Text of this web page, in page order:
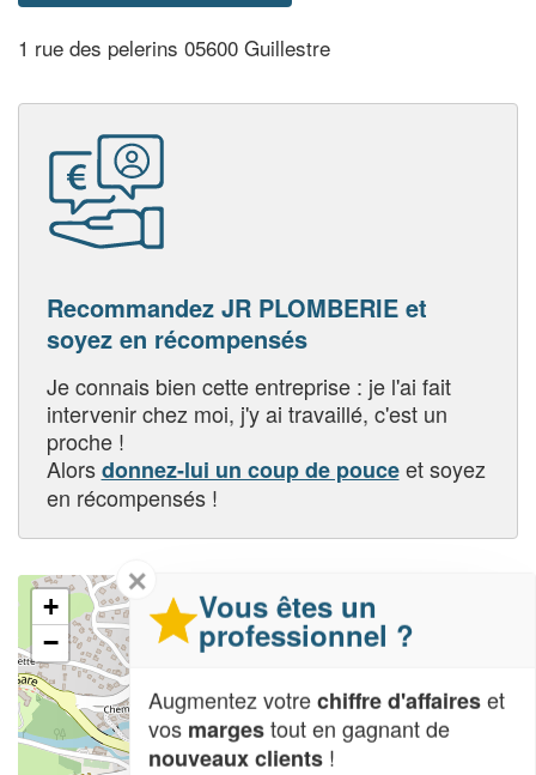
1 rue des pelerins 05600 Guillestre
Recommandez JR PLOMBERIE et
soyez en récompensés
Je connais bien cette entreprise : je l'ai fait
intervenir chez moi, j'y ai travaillé, c'est un
proche !
Alorsdonnez-lui un coup de pouceet soyez
en récompensés !
+
−
✕
Vous êtes un
professionnel ?
Augmentez votrechiffre d'affaireset
vos margestout en gagnant de
nouveaux clients !